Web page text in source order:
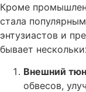
Кроме
стала
энтузиастов и
бывает
Внешний
обвесов,